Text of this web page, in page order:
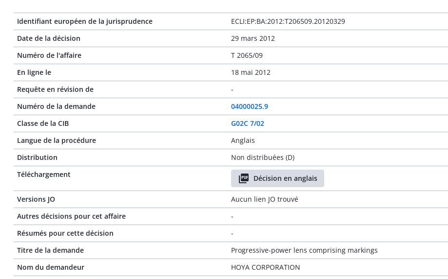
Identifiant européen de la jurisprudence
ECLI:EP:BA:2012:T206509.20120329
Date de la décision
29 mars 2012
Numéro de l'affaire
T 2065/09
En ligne le
18 mai 2012
Requête en révision de
-
Numéro de la demande
04000025.9
Classe de la CIB
G02C 7/02
Langue de la procédure
Anglais
Distribution
Non distribuées (D)
Téléchargement
Décision en anglais
Versions JO
Aucun lien JO trouvé
Autres décisions pour cet affaire
-
Résumés pour cette décision
-
Titre de la demande
Progressive-power lens comprising markings
Nom du demandeur
HOYA CORPORATION